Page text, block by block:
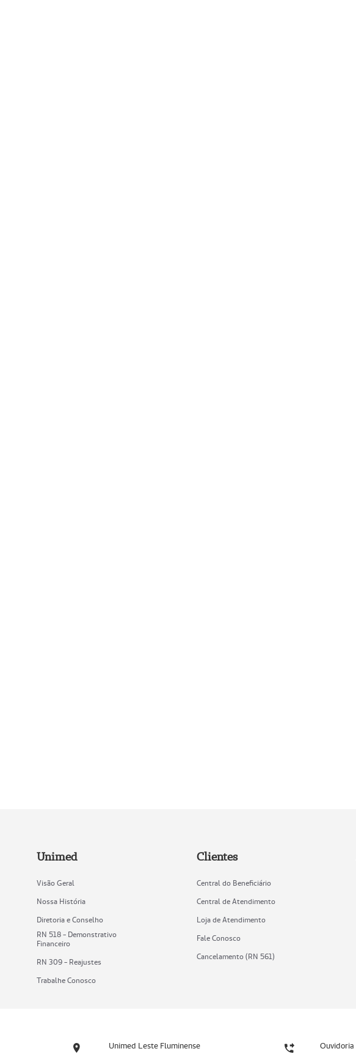
Unimed
Visão Geral
Nossa História
Diretoria e Conselho
RN 518 - Demonstrativo
Financeiro
RN 309 - Reajustes
Trabalhe Conosco
Clientes
Central do Beneficiário
Central de Atendimento
Loja de Atendimento
Fale Conosco
Cancelamento (RN 561)
Unimed Leste Fluminense Ouvidoria